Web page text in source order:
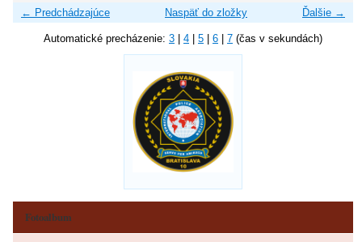
← Predchádzajúce Ďalšie →
Naspäť do zložky
Automatické precházenie: 3 4 5 6 7 (čas v sekundách)
Fotoalbum